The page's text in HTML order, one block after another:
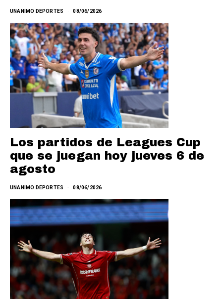
UNANIMO DEPORTES 08/06/2026
Los partidos de Leagues Cup
que se juegan hoy jueves 6 de
agosto
UNANIMO DEPORTES 08/06/2026